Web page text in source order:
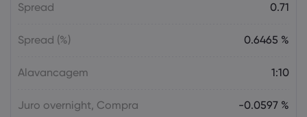
US-EU Relations: Russia Sanctions Unite
Spread 0.71
Spread (%) 0.6465 %
Alavancagem 1:10
Juro overnight, Compra -0.0597 %